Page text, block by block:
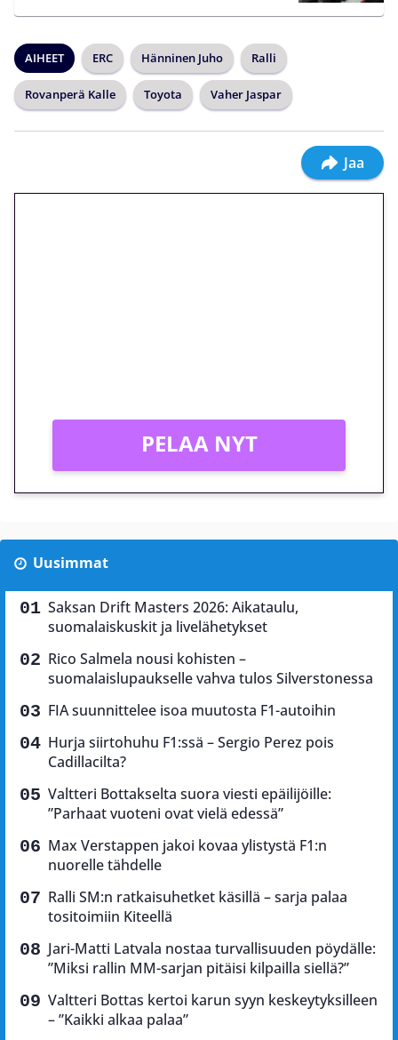
AIHEET ERC Hänninen Juho Ralli
Rovanperä Kalle Toyota Vaher Jaspar
Jaa
PELAA NYT
Uusimmat
Saksan Drift Masters 2026: Aikataulu,
suomalaiskuskit ja livelähetykset
Rico Salmela nousi kohisten –
suomalaislupaukselle vahva tulos Silverstonessa
FIA suunnittelee isoa muutosta F1-autoihin
Hurja siirtohuhu F1:ssä – Sergio Perez pois
Cadillacilta?
Valtteri Bottakselta suora viesti epäilijöille:
”Parhaat vuoteni ovat vielä edessä”
Max Verstappen jakoi kovaa ylistystä F1:n
nuorelle tähdelle
Ralli SM:n ratkaisuhetket käsillä – sarja palaa
tositoimiin Kiteellä
Jari-Matti Latvala nostaa turvallisuuden pöydälle:
”Miksi rallin MM-sarjan pitäisi kilpailla siellä?”
Valtteri Bottas kertoi karun syyn keskeytyksilleen
– ”Kaikki alkaa palaa”